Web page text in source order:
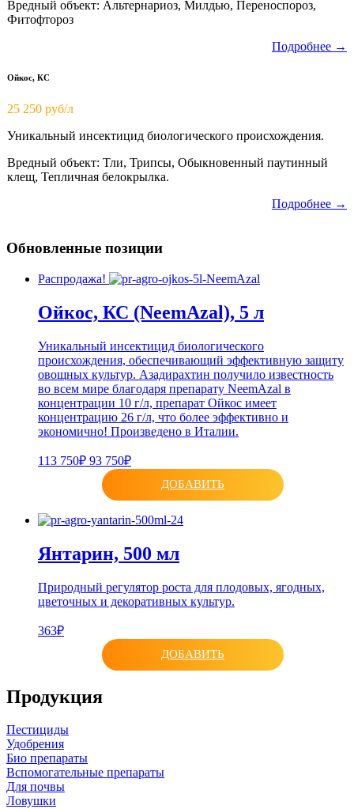
Вредный объект: Альтернариоз, Милдью, Переноспороз,
Фитофтороз
Подробнее →
Ойкос, КС
25 250 руб/л
Уникальный инсектицид биологического происхождения.
Вредный объект: Тли, Трипсы, Обыкновенный паутинный
клещ, Тепличная белокрылка.
Подробнее →
Обновленные позиции
Распродажа!
Ойкос, КС (NeemAzal), 5 л
Уникальный инсектицид биологического
происхождения, обеспечивающий эффективную защиту
овощных культур. Азадирахтин получило известность
во всем мире благодаря препарату NeemAzal в
концентрации 10 г/л, препарат Ойкос имеет
концентрацию 26 г/л, что более эффективно и
экономично! Произведено в Италии.
113 750₽ 93 750₽
ДОБАВИТЬ
Янтарин, 500 мл
Природный регулятор роста для плодовых, ягодных,
цветочных и декоративных культур.
363₽
ДОБАВИТЬ
Продукция
Пестициды
Удобрения
Био препараты
Вспомогательные препараты
Для почвы
Ловушки